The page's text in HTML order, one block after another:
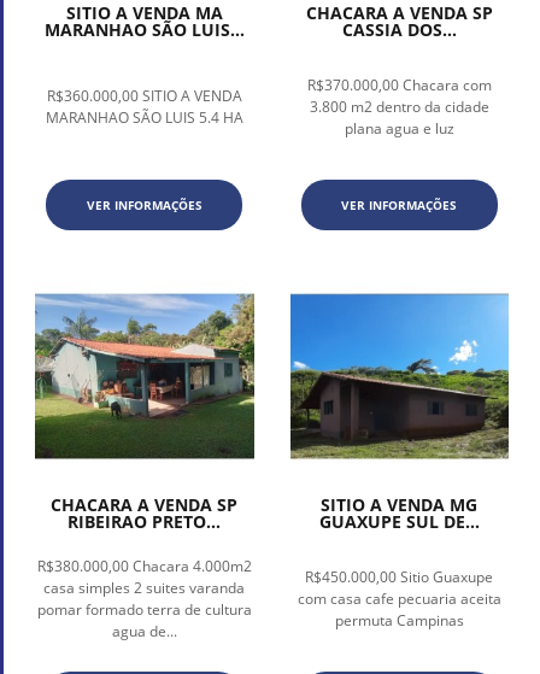
SITIO A VENDA MA
MARANHAO SÃO LUIS...
R$360.000,00 SITIO A VENDA
MARANHAO SÃO LUIS 5.4 HA
VER INFORMAÇÕES
CHACARA A VENDA SP
CASSIA DOS...
R$370.000,00 Chacara com
3.800 m2 dentro da cidade
plana agua e luz
VER INFORMAÇÕES
CHACARA A VENDA SP
RIBEIRAO PRETO...
R$380.000,00 Chacara 4.000m2
casa simples 2 suites varanda
pomar formado terra de cultura
agua de...
SITIO A VENDA MG
GUAXUPE SUL DE...
R$450.000,00 Sitio Guaxupe
com casa cafe pecuaria aceita
permuta Campinas